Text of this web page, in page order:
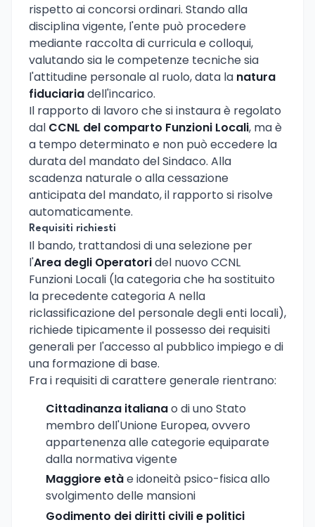
rispetto ai concorsi ordinari. Stando alla
disciplina vigente, l'ente può procedere
mediante raccolta di curricula e colloqui,
valutando sia le competenze tecniche sia
l'attitudine personale al ruolo, data la natura
fiduciariadell'incarico.
Il rapporto di lavoro che si instaura è regolato
dal CCNL del comparto Funzioni Locali, ma è
a tempo determinato e non può eccedere la
durata del mandato del Sindaco. Alla
scadenza naturale o alla cessazione
anticipata del mandato, il rapporto si risolve
automaticamente.
Requisiti richiesti
Il bando, trattandosi di una selezione per
l'Area degli Operatoridel nuovo CCNL
Funzioni Locali (la categoria che ha sostituito
la precedente categoria A nella
riclassificazione del personale degli enti locali),
richiede tipicamente il possesso dei requisiti
generali per l'accesso al pubblico impiego e di
una formazione di base.
Fra i requisiti di carattere generale rientrano:
Cittadinanza italianao di uno Stato
membro dell'Unione Europea, ovvero
appartenenza alle categorie equiparate
dalla normativa vigente
Maggiore etàe idoneità psico-fisica allo
svolgimento delle mansioni
Godimento dei diritti civili e politici